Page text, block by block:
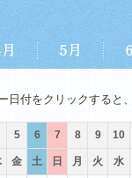
日付をクリックすると
5 6 7 8 9 10
金 土 日 月 火 水